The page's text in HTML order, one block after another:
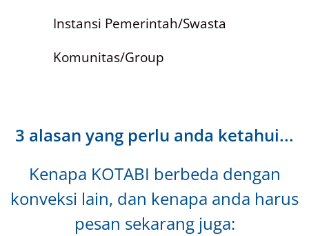
Instansi Pemerintah/Swasta
Komunitas/Group
3 alasan yang perlu anda ketahui...
Kenapa KOTABI berbeda dengan
konveksi lain, dan kenapa anda harus
pesan sekarang juga: